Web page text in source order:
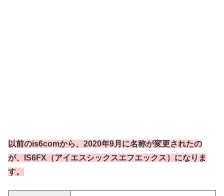
以前のis6comから、2020年9月に名称が変更されたの
が、IS6FX（アイエスシックスエフエックス）になりま
す。